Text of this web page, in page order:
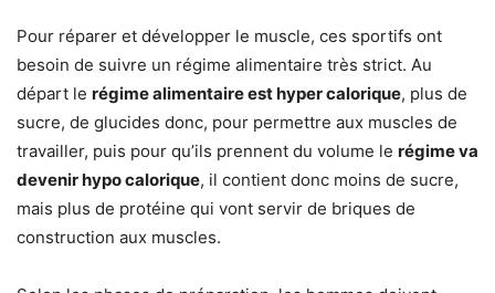
Pour réparer et développer le muscle, ces sportifs ont
besoin de suivre un régime alimentaire très strict. Au
départ le régime alimentaire est hyper calorique, plus de
sucre, de glucides donc, pour permettre aux muscles de
travailler, puis pour qu’ils prennent du volume le régime va
devenir hypo calorique, il contient donc moins de sucre,
mais plus de protéine qui vont servir de briques de
construction aux muscles.